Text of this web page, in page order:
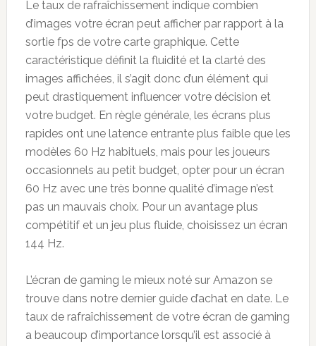
Le taux de rafraîchissement indique combien
d’images votre écran peut afficher par rapport à la
sortie fps de votre carte graphique. Cette
caractéristique définit la fluidité et la clarté des
images affichées, il s’agit donc d’un élément qui
peut drastiquement influencer votre décision et
votre budget. En règle générale, les écrans plus
rapides ont une latence entrante plus faible que les
modèles 60 Hz habituels, mais pour les joueurs
occasionnels au petit budget, opter pour un écran
60 Hz avec une très bonne qualité d’image n’est
pas un mauvais choix. Pour un avantage plus
compétitif et un jeu plus fluide, choisissez un écran
144 Hz.
L’écran de gaming le mieux noté sur Amazon se
trouve dans notre dernier guide d’achat en date. Le
taux de rafraîchissement de votre écran de gaming
a beaucoup d’importance lorsqu’il est associé à